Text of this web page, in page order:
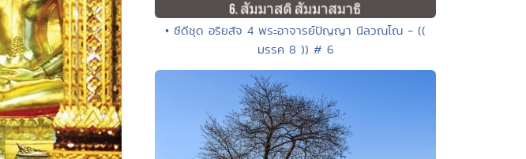
• ซีดีชุด อริยสัจ 4 พระอาจารย์ปัญญา นีลวณฺโณ - ((
มรรค 8 )) # 6